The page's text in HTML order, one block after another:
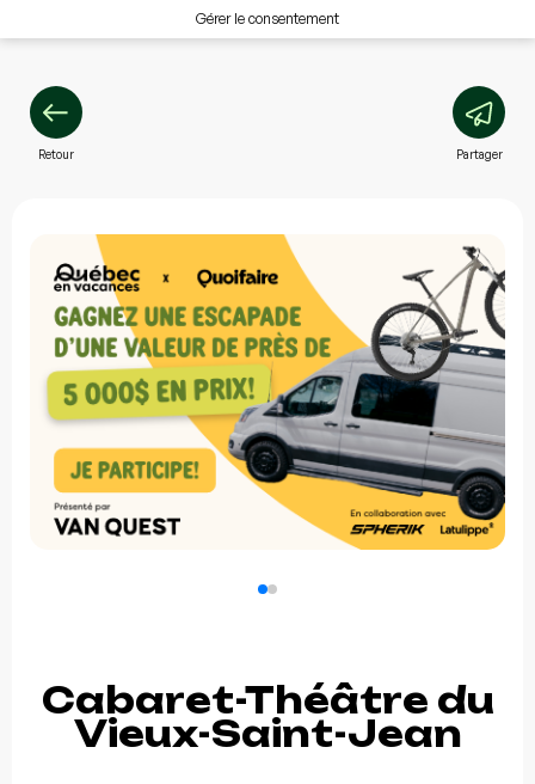
Gérer le consentement
Retour Partager
Cabaret-Théâtre du
Vieux-Saint-Jean